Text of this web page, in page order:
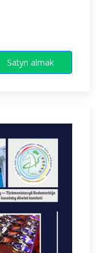
Satyn almak